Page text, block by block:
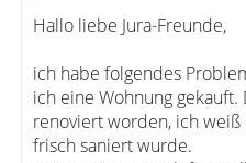
Hallo liebe Jura-Freunde,
ich habe folgendes
ich eine Wohnung
renoviert worden, ich
frisch saniert wurde.